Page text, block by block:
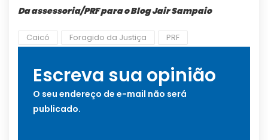
Da assessoria/PRF para o Blog Jair Sampaio
Caicó Foragido da Justiça PRF
Escreva sua opinião
O seu endereço de e-mail não será
publicado.